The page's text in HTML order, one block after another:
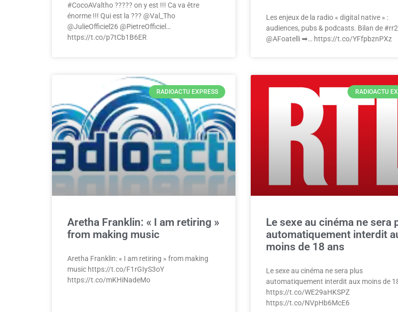
#CocoAValtho ????? on y est !!! Ca va être
énorme !!! Qui est la ??? @Val_Tho
@JulieOfficiel26 @PietreOfficiel…
https://t.co/p7tCb1B6ER
Les enjeux de la radio « digital native » :
audiences, pubs & podcasts. Bilan de
@AFoatelli ➡… https://t.co/YFfpbznPXz
RADIOACTU EXPRESS
Aretha Franklin: « I am retiring »
from making music
Aretha Franklin: « I am retiring » from making
music https://t.co/F1rGIyS3oY
https://t.co/mKHiNadeMo
RADIOACTU
Le sexe au cinéma ne sera
automatiquement interdit
moins de 18 ans
Le sexe au cinéma ne sera plus
automatiquement interdit aux moins de
https://t.co/WE29aHKSPZ
https://t.co/NVpHb6McE6